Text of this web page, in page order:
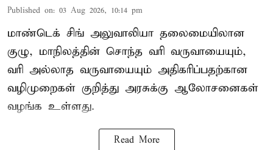
Published on: 03 Aug 2026, 10:14 pm
மாண்டெக் சிங் அலுவாலியா தலைமையிலான
குழு, மாநிலத்தின் சொந்த வரி வருவாயையும்,
வரி அல்லாத வருவாயையும் அதிகரிப்பதற்கான
வழிமுறைகள் குறித்து அரசுக்கு ஆலோசனைகள்
வழங்க உள்ளது.
Read More